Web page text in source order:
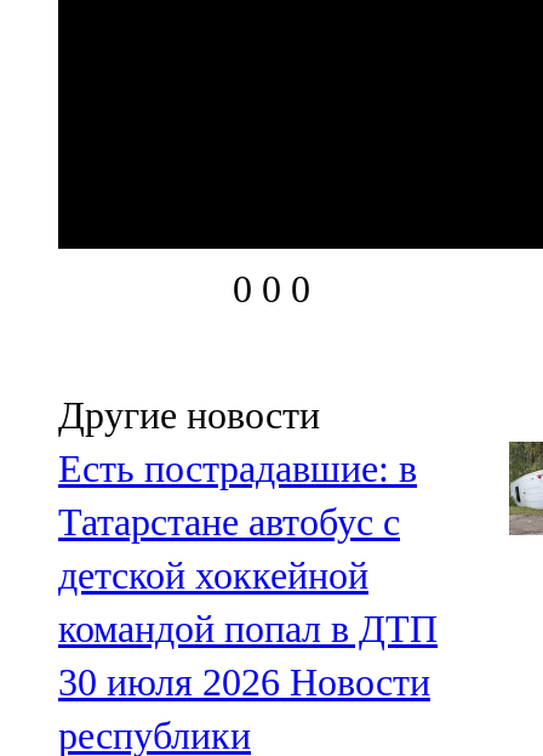
0 0 0
Другие новости
Есть пострадавшие: в
Татарстане автобус с
детской хоккейной
командой попал в ДТП
30 июля 2026 Новости
республики